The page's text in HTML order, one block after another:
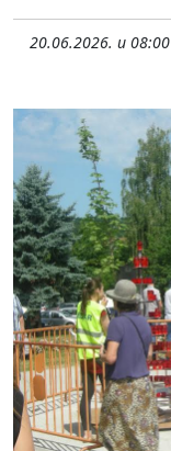
20.06.2026. u 08:00